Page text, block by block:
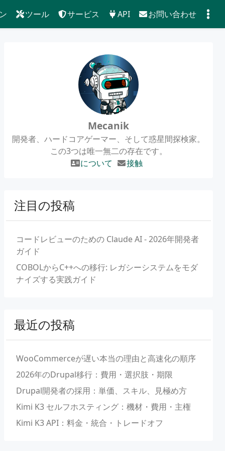
ツール サービス API お問い合わせ
Mecanik
開発者、ハードコアゲーマー、そして惑星間探検家。
この3つは唯一無二の存在です。
について
接触
注目の投稿
コードレビューのための Claude AI - 2026年開発者
ガイド
COBOLからC++への移行: レガシーシステムをモダ
ナイズする実践ガイド
最近の投稿
WooCommerceが遅い本当の理由と高速化の順序
2026年のDrupal移行：費用・選択肢・期限
Drupal開発者の採用：単価、スキル、見極め方
Kimi K3 セルフホスティング：機材・費用・主権
Kimi K3 API：料金・統合・トレードオフ